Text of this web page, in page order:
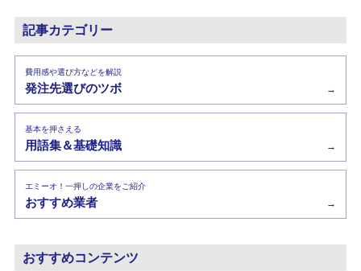
記事カテゴリー
費用感や選び方などを解説
発注先選びのツボ →
基本を押さえる
用語集＆基礎知識 →
エミーオ！一押しの企業をご紹介
おすすめ業者 →
おすすめコンテンツ